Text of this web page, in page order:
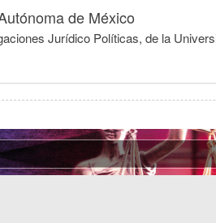
de México
Jurídico Políticas, de la